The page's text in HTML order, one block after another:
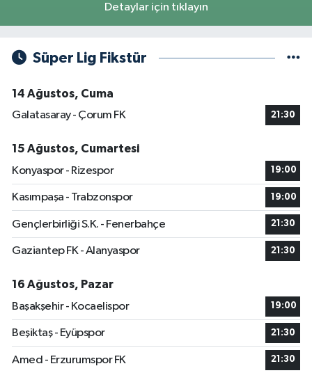
Detaylar için tıklayın
Süper Lig Fikstür
14 Ağustos, Cuma
Galatasaray - Çorum FK
21:30
15 Ağustos, Cumartesi
Konyaspor - Rizespor
19:00
Kasımpaşa - Trabzonspor 19:00
Gençlerbirliği S.K. - Fenerbahçe 21:30
Gaziantep FK - Alanyaspor 21:30
16 Ağustos, Pazar
Başakşehir - Kocaelispor
19:00
Beşiktaş - Eyüpspor 21:30
Amed - Erzurumspor FK 21:30